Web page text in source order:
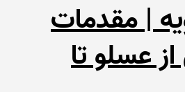
| مقدمات
عسلو تا